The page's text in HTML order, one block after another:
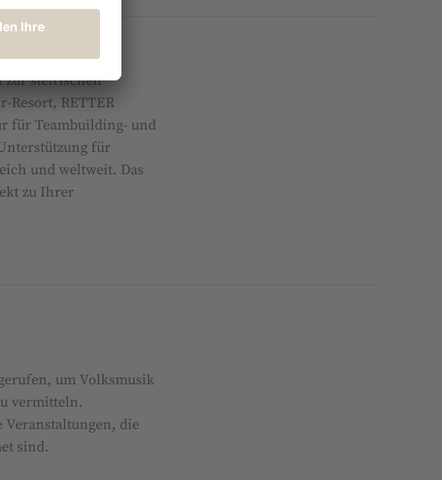
zur steirischen
Resort, RETTER
für Teambuilding- und
für
und weltweit. Das
zu Ihrer
um Volksmusik
vermitteln.
die
sind.